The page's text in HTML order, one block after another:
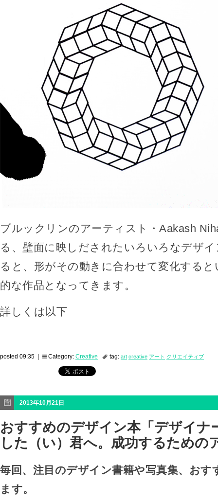
ブルックリンのアーティスト・Aakash
る、壁面に映しだされたいろいろなデザ
ると、形がその動きに合わせて変化すると
的な作品となってきます。
詳しくは以下
posted 09:35 | Category: Creative tag: art creative アート クリエイティブ
2013年10月21日
おすすめのデザイン本「デザイナ
した（い）君へ。成功するための
毎回、注目のデザイン書籍や写真集、おす
ます。